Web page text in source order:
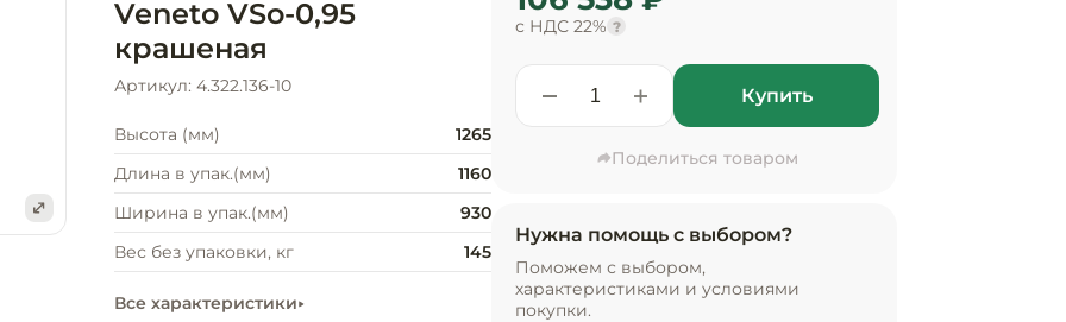
Veneto VSo-0,95
крашеная
Артикул: 4.322.136-10
Высота (мм)
1265
Длина в упак.(мм)
1160
Ширина в упак.(мм)
930
Вес без упаковки, кг
145
Все характеристики
с НДС 22% ?
Купить
Поделиться товаром
Нужна помощь с выбором?
Поможем с выбором,
характеристиками и условиями
покупки.